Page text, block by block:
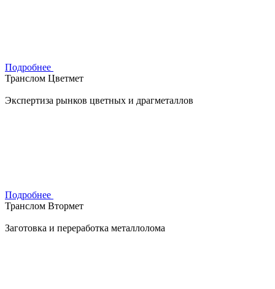
Подробнее
Транслом Цветмет
Экспертиза рынков цветных и драгметаллов
Подробнее
Транслом Втормет
Заготовка и переработка металлолома